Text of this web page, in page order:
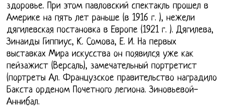
здоровье. При этом павловский спектакль прошел в
Америке на пять лет раньше (в 1916 г. ), нежели
дягилевская постановка в Европе (1921 г. ). Дягилева,
Зинаиды Гиппиус, К. Сомова, Е. И. На первых
выставках Мира искусства он появился уже как
пейзажист (Версаль), замечательный портретист
(портреты Ал. Французское правительство наградило
Бакста орденом Почетного легиона. Зиновьевой-
Аннибал.